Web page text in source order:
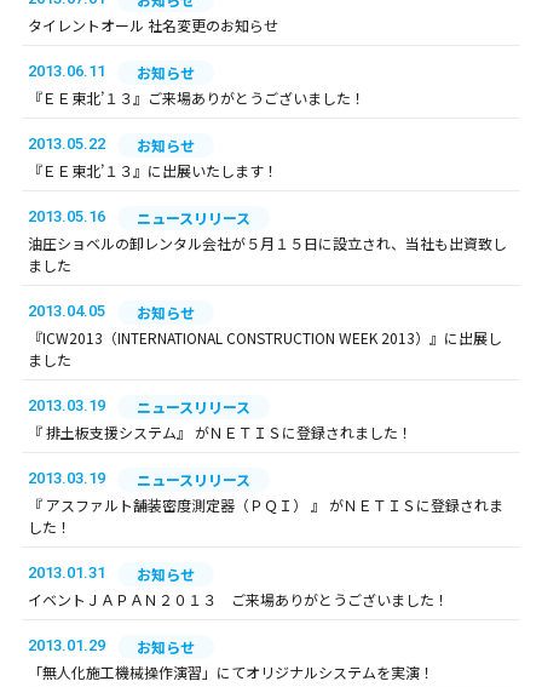
タイレントオール 社名変更のお知らせ
2013.06.11
お知らせ
『ＥＥ東北’１３』ご来場ありがとうございました！
2013.05.22
お知らせ
『ＥＥ東北’１３』に出展いたします！
2013.05.16
ニュースリリース
油圧ショベルの卸レンタル会社が５月１５日に設立され、当社も出資致し
ました
2013.04.05
お知らせ
『ICW2013（INTERNATIONAL CONSTRUCTION WEEK 2013）』に出展し
ました
2013.03.19
ニュースリリース
『 排土板支援システム』 がＮＥＴＩＳに登録されました！
2013.03.19
ニュースリリース
『 アスファルト舗装密度測定器（ＰＱＩ） 』 がＮＥＴＩＳに登録されま
した！
2013.01.31
お知らせ
イベントＪＡＰＡＮ２０１３ ご来場ありがとうございました！
2013.01.29
お知らせ
「無人化施工機械操作演習」にてオリジナルシステムを実演！